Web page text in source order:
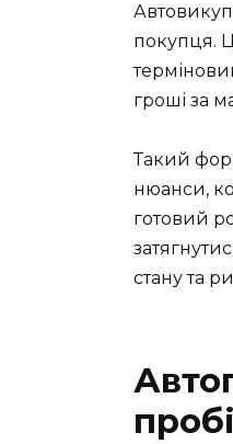
Автовикуп
покупця.
гроші за
Такий
нюанси,
готовий
стану та